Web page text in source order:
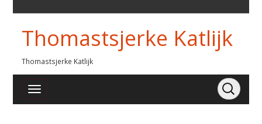
Thomastsjerke Katlijk
Thomastsjerke Katlijk